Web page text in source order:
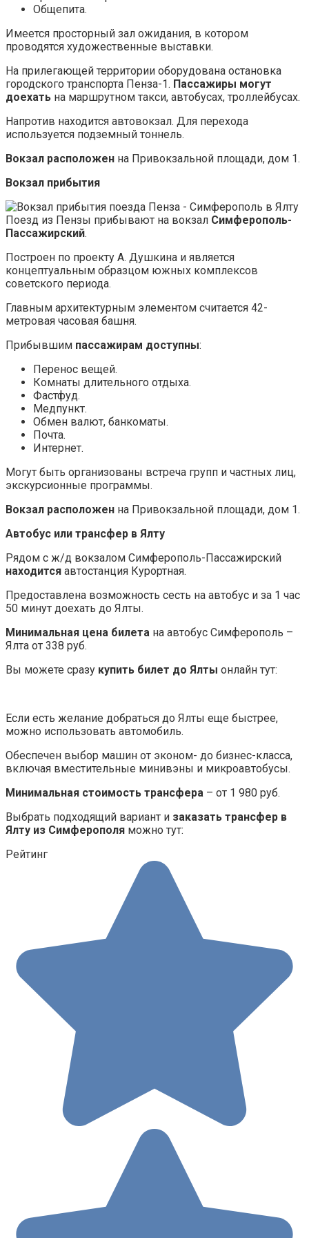
Общепита.
Имеется просторный зал ожидания, в котором
проводятся художественные выставки.
На прилегающей территории оборудована остановка
городского транспорта Пенза-1. Пассажиры могут
доехать на маршрутном такси, автобусах, троллейбусах.
Напротив находится автовокзал. Для перехода
используется подземный тоннель.
Вокзал расположен на Привокзальной площади, дом 1.
Вокзал прибытия
Поезд из Пензы прибывают на вокзал Симферополь-
Пассажирский.
Построен по проекту А. Душкина и является
концептуальным образцом южных комплексов
советского периода.
Главным архитектурным элементом считается 42-
метровая часовая башня.
Прибывшим пассажирам доступны:
Перенос вещей.
Комнаты длительного отдыха.
Фастфуд.
Медпункт.
Обмен валют, банкоматы.
Почта.
Интернет.
Могут быть организованы встреча групп и частных лиц,
экскурсионные программы.
Вокзал расположен на Привокзальной площади, дом 1.
Автобус или трансфер в Ялту
Рядом с ж/д вокзалом Симферополь-Пассажирский
находится автостанция Курортная.
Предоставлена возможность сесть на автобус и за 1 час
50 минут доехать до Ялты.
Минимальная цена билета на автобус Симферополь –
Ялта от 338 руб.
Вы можете сразу купить билет до Ялты онлайн тут:
Если есть желание добраться до Ялты еще быстрее,
можно использовать автомобиль.
Обеспечен выбор машин от эконом- до бизнес-класса,
включая вместительные минивэны и микроавтобусы.
Минимальная стоимость трансфера – от 1 980 руб.
Выбрать подходящий вариант и заказать трансфер в
Ялту из Симферополя можно тут:
Рейтинг